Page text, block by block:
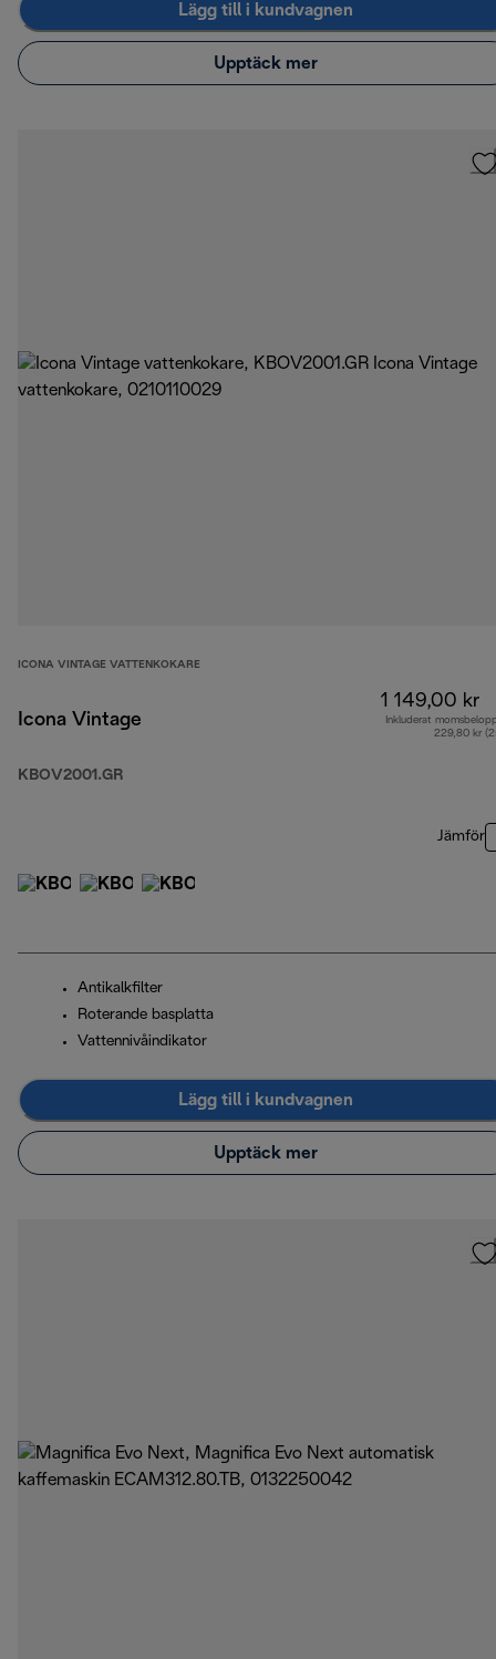
Lägg till i kundvagnen
Upptäck mer
ICONA VINTAGE VATTENKOKARE
Icona Vintage
KBOV2001.GR
1 149,00 kr
Inkluderat
229,80 kr
Jämför
Antikalkfilter
Roterande basplatta
Vattennivåindikator
Lägg till i kundvagnen
Upptäck mer